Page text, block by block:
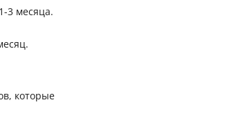
3 месяца.
которые